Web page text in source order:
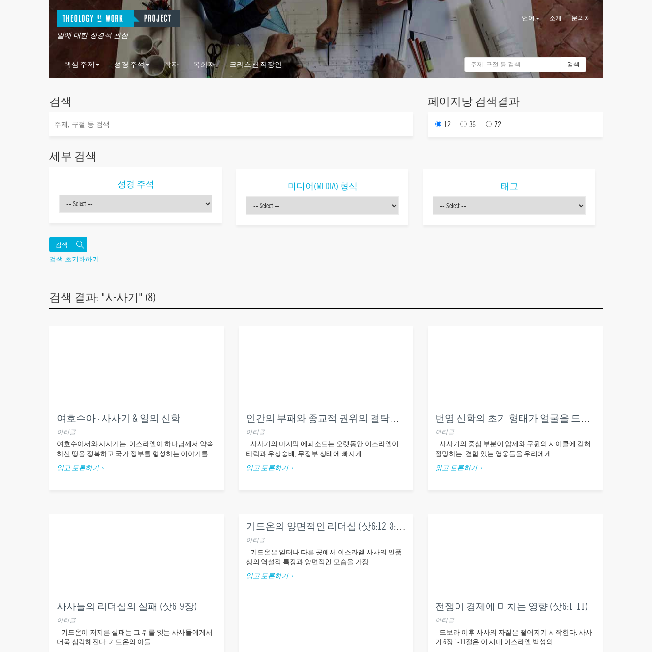
언어 소개 문의처
일에 대한 성경적 관점
검색
핵심 주제 성경 주석 학자 목회자 크리스천 직장인
검색 페이지당 검색결과
12 36 72
세부 검색
성경 주석 미디어(MEDIA) 형식 태그
검색 초기화하기
검색 결과: "사사기" (8)
여호수아 · 사사기 & 일의 신학
아티클
여호수아서와 사사기는, 이스라엘이 하나님께서 약속
하신 땅을 정복하고 국가 정부를 형성하는 이야기를...
읽고 토론하기
인간의 부패와 종교적 권위의 결탁이 드러나다 (삿18-21장)
아티클
사사기의 마지막 에피소드는 오랫동안 이스라엘이
타락과 우상숭배, 무정부 상태에 빠지게...
읽고 토론하기
번영 신학의 초기 형태가 얼굴을 드러내다 (삿17장)
아티클
사사기의 중심 부분이 압제와 구원의 사이클에 갇혀
절망하는, 결함 있는 영웅들을 우리에게...
읽고 토론하기
사사들의 리더십의 실패 (삿6-9장)
아티클
기드온이 저지른 실패는 그 뒤를 잇는 사사들에게서
더욱 심각해진다. 기드온의 아들...
기드온의 양면적인 리더십 (삿6:12-8:35)
아티클
기드온은 일터나 다른 곳에서 이스라엘 사사의 인품
상의 역설적 특징과 양면적인 모습을 가장...
읽고 토론하기
전쟁이 경제에 미치는 영향 (삿6:1-11)
아티클
드보라 이후 사사의 자질은 떨어지기 시작한다. 사사
기 6장 1-11절은 이 시대 이스라엘 백성의...